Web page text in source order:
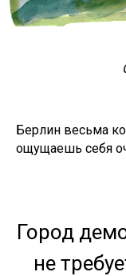
Берлин весьма
ощущаешь себя
Город
не